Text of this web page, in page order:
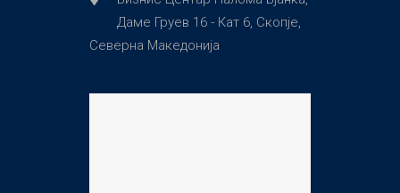
Даме Груев 16 - Кат 6, Скопје,
Северна Македонија